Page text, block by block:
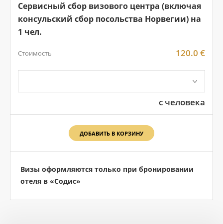
Сервисный сбор визового центра (включая
консульский сбор посольства Норвегии) на
1 чел.
Стоимость 120.0 €
с человека
ДОБАВИТЬ В КОРЗИНУ
Визы оформляются только при бронировании
отеля в «Содис»